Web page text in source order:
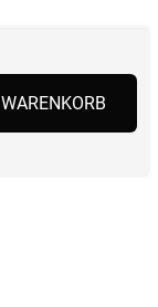
WARENKORB